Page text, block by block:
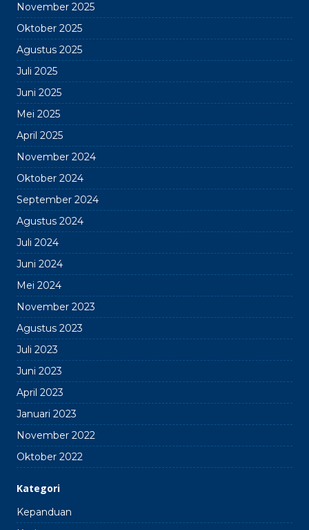
November 2025
Oktober 2025
Agustus 2025
Juli 2025
Juni 2025
Mei 2025
April 2025
November 2024
Oktober 2024
September 2024
Agustus 2024
Juli 2024
Juni 2024
Mei 2024
November 2023
Agustus 2023
Juli 2023
Juni 2023
April 2023
Januari 2023
November 2022
Oktober 2022
Kategori
Kepanduan